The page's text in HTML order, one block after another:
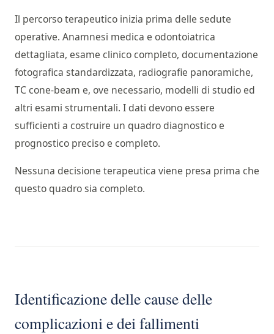
Il percorso terapeutico inizia prima delle sedute
operative. Anamnesi medica e odontoiatrica
dettagliata, esame clinico completo, documentazione
fotografica standardizzata, radiografie panoramiche,
TC cone-beam e, ove necessario, modelli di studio ed
altri esami strumentali. I dati devono essere
sufficienti a costruire un quadro diagnostico e
prognostico preciso e completo.
Nessuna decisione terapeutica viene presa prima che
questo quadro sia completo.
Identificazione delle cause delle
complicazioni e dei fallimenti